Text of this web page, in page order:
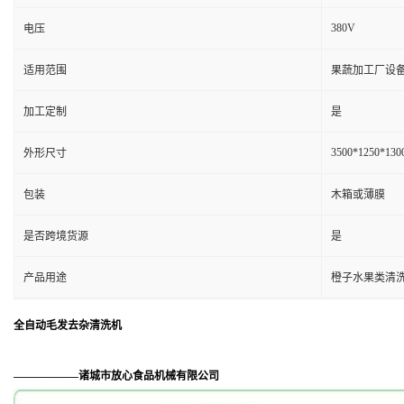
电压 380V
适用范围 果蔬加工厂设
加工定制 是
外形尺寸
包装 木箱或薄膜
是否跨境货源 是
产品用途 橙子水果类清
全自动毛发去杂清洗机
——————诸城市放心食品机械有限公司